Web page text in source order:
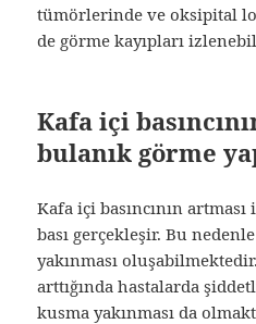
tümörlerinde ve oksipital
de görme kayıpları
Kafa içi
bulanık görme
Kafa içi basıncının
bası gerçekleşir. Bu
yakınması
arttığında hastalarda
kusma yakınması da